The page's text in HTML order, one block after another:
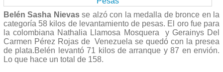
Belén Sasha Nievasse alzó con la medalla de bronce en la
categoría 58 kilos de levantamiento de pesas. El oro fue para
la colombiana Nathalia Llamosa Mosquera y Gerainys Del
Carmen Pérez Rojas de Venezuela se quedó con la presea
de plata.Belén levantó 71 kilos de arranque y 87 en envión.
Lo que hace un total de 158.